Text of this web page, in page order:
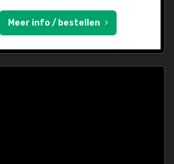
Meer info / bestellen